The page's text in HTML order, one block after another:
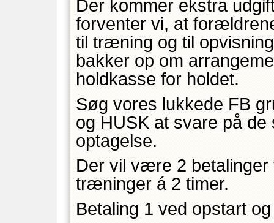
Der kommer ekstra
forventer vi, at
til træning og til
bakker op om
holdkasse for holdet.
Søg vores lukkede FB
og HUSK at svare på
optagelse.
Der vil være 2 betalinger
træninger á 2 timer.
Betaling 1 ved opstart